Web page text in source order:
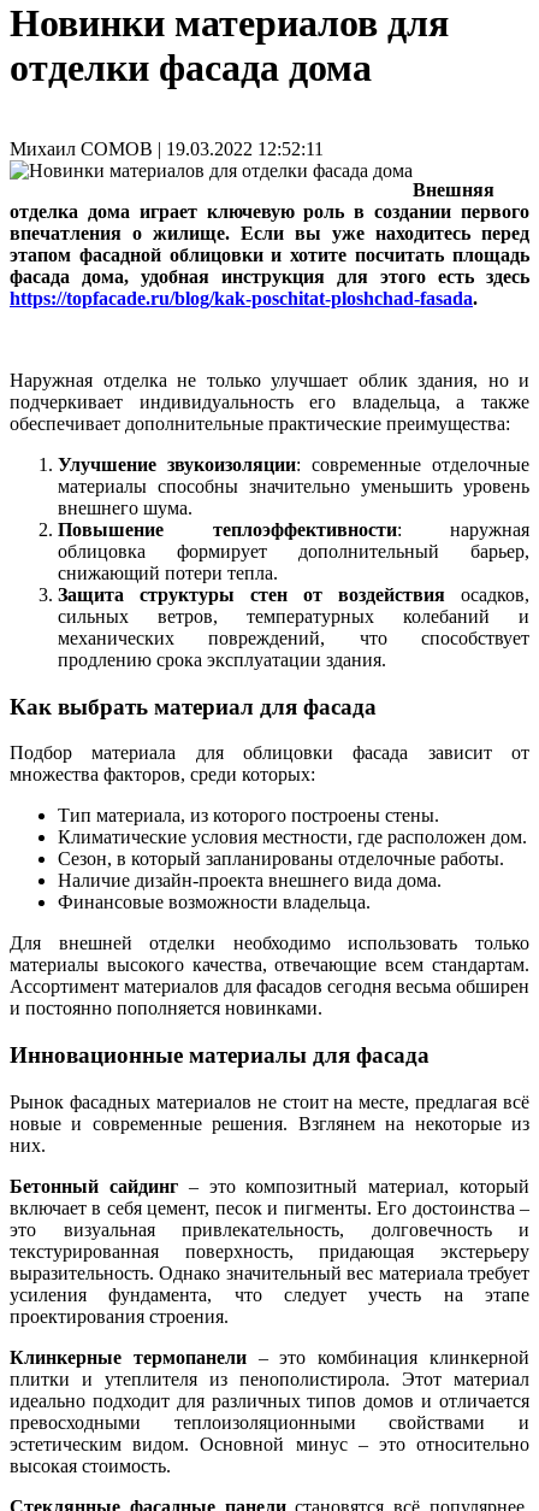
Новинки материалов для
отделки фасада дома
Михаил СОМОВ | 19.03.2022 12:52:11
Внешняя
отделка дома играет ключевую роль в создании первого
впечатления о жилище. Если вы уже находитесь перед
этапом фасадной облицовки и хотите посчитать площадь
фасада дома, удобная инструкция для этого есть здесь
https://topfacade.ru/blog/kak-poschitat-ploshchad-fasada.
Наружная отделка не только улучшает облик здания, но и
подчеркивает индивидуальность его владельца, а также
обеспечивает дополнительные практические преимущества:
Улучшение звукоизоляции: современные отделочные
материалы способны значительно уменьшить уровень
внешнего шума.
Повышение теплоэффективности: наружная
облицовка формирует дополнительный барьер,
снижающий потери тепла.
Защита структуры стен от воздействия осадков,
сильных ветров, температурных колебаний и
механических повреждений, что способствует
продлению срока эксплуатации здания.
Как выбрать материал для фасада
Подбор материала для облицовки фасада зависит от
множества факторов, среди которых:
Тип материала, из которого построены стены.
Климатические условия местности, где расположен дом.
Сезон, в который запланированы отделочные работы.
Наличие дизайн-проекта внешнего вида дома.
Финансовые возможности владельца.
Для внешней отделки необходимо использовать только
материалы высокого качества, отвечающие всем стандартам.
Ассортимент материалов для фасадов сегодня весьма обширен
и постоянно пополняется новинками.
Инновационные материалы для фасада
Рынок фасадных материалов не стоит на месте, предлагая всё
новые и современные решения. Взглянем на некоторые из
них.
Бетонный сайдинг– это композитный материал, который
включает в себя цемент, песок и пигменты. Его достоинства –
это визуальная привлекательность, долговечность и
текстурированная поверхность, придающая экстерьеру
выразительность. Однако значительный вес материала требует
усиления фундамента, что следует учесть на этапе
проектирования строения.
Клинкерные термопанели– это комбинация клинкерной
плитки и утеплителя из пенополистирола. Этот материал
идеально подходит для различных типов домов и отличается
превосходными теплоизоляционными свойствами и
эстетическим видом. Основной минус – это относительно
высокая стоимость.
Стеклянные фасадные панелистановятся всё популярнее,